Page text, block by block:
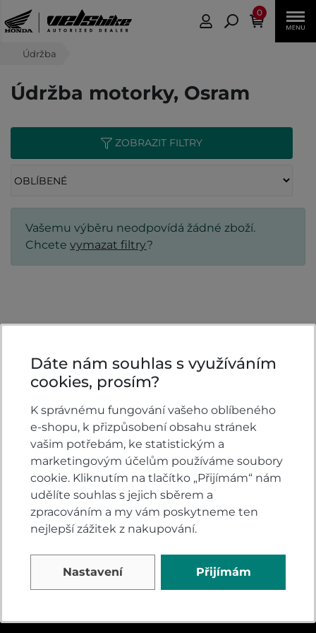
0
Údržba
Údržba motorky, Osram
ZOBRAZIT FILTRY
Vašemu výběru neodpovídá žádné zboží.
Chcete vymazat filtry?
KONTAKTY
VELSBIKE s.r.o.
Jinačovice 513
Jinačovice u Brna
všední dny 8:00-17:00
honda@velsbike.cz
Dáte nám souhlas s využíváním
cookies, prosím?
K správnému fungování vašeho oblíbeného
e-shopu, k přizpůsobení obsahu stránek
vašim potřebám, ke statistickým a
marketingovým účelům používáme soubory
cookie. Kliknutím na tlačítko „Přijímám“ nám
udělíte souhlas s jejich sběrem a
zpracováním a my vám poskytneme ten
nejlepší zážitek z nakupování.
Nastavení Přijímám